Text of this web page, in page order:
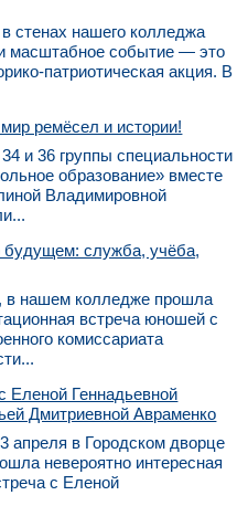
стенах нашего колледжа
масштабное событие — это
патриотическая акция. В
ремёсел и истории!
и 36 группы специальности
образование» вместе
Владимировной
будущем: служба, учёба,
в нашем колледже прошла
встреча юношей с
комиссариата
Еленой Геннадьевной
Дмитриевной Авраменко
апреля в Городском дворце
невероятно интересная
с Еленой